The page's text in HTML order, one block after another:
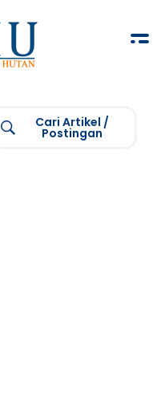
Cari Artikel /
Postingan